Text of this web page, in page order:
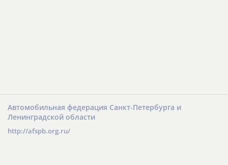
Автомобильная федерация Санкт-Петербурга и
Ленинградской области
http://afspb.org.ru/